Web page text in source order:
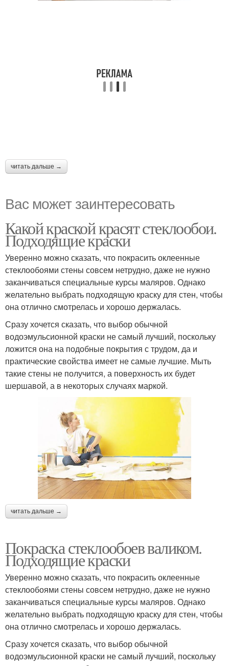
читать дальше →
Вас может заинтересовать
Какой краской красят стеклообои.
Подходящие краски
Уверенно можно сказать, что покрасить оклеенные
стеклообоями стены совсем нетрудно, даже не нужно
заканчиваться специальные курсы маляров. Однако
желательно выбрать подходящую краску для стен, чтобы
она отлично смотрелась и хорошо держалась.
Сразу хочется сказать, что выбор обычной
водоэмульсионной краски не самый лучший, поскольку
ложится она на подобные покрытия с трудом, да и
практические свойства имеет не самые лучшие. Мыть
такие стены не получится, а поверхность их будет
шершавой, а в некоторых случаях маркой.
читать дальше →
Покраска стеклообоев валиком.
Подходящие краски
Уверенно можно сказать, что покрасить оклеенные
стеклообоями стены совсем нетрудно, даже не нужно
заканчиваться специальные курсы маляров. Однако
желательно выбрать подходящую краску для стен, чтобы
она отлично смотрелась и хорошо держалась.
Сразу хочется сказать, что выбор обычной
водоэмульсионной краски не самый лучший, поскольку